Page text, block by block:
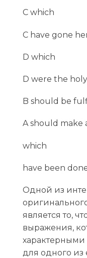
C which
C have gone
D which
D were the
B should be
A should make
which
have been
Одной из
является то,
выражения,
характерными
для одного из